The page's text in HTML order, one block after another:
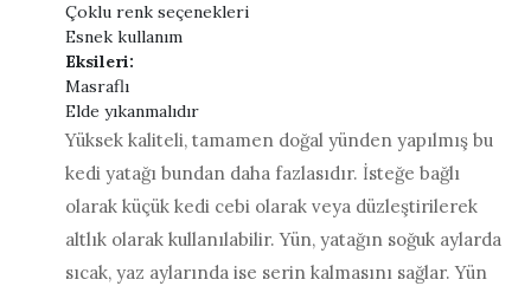
Çoklu renk seçenekleri
Esnek kullanım
Eksileri:
Masraflı
Elde yıkanmalıdır
Yüksek kaliteli, tamamen doğal yünden yapılmış bu
kedi yatağı bundan daha fazlasıdır. İsteğe bağlı
olarak küçük kedi cebi olarak veya düzleştirilerek
altlık olarak kullanılabilir. Yün, yatağın soğuk aylarda
sıcak, yaz aylarında ise serin kalmasını sağlar. Yün